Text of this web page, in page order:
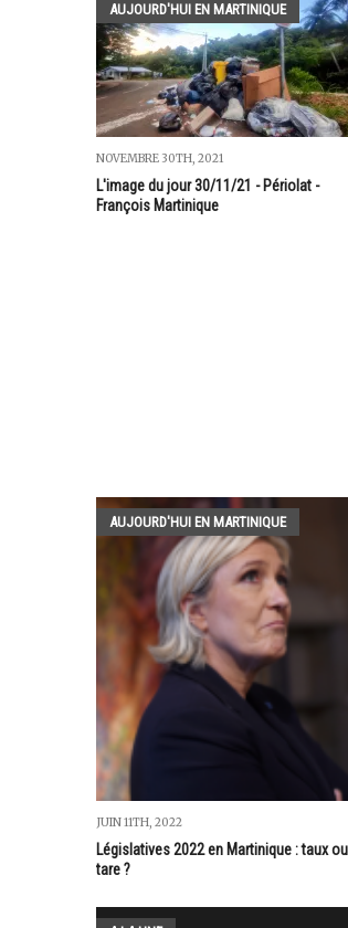
AUJOURD'HUI EN MARTINIQUE
NOVEMBRE 30TH, 2021
L'image du jour 30/11/21 - Périolat -
François Martinique
AUJOURD'HUI EN MARTINIQUE
JUIN 11TH, 2022
Législatives 2022 en Martinique : taux ou
tare ?